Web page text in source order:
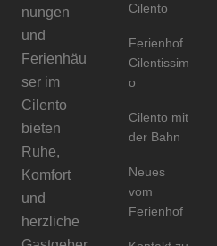
nungen
und
Ferienhäu
ser im
Cilento
bieten
Ruhe,
Komfort
und
herzliche
Cilento
Ferienhof
Cilentissim
o
Cilento mit
der Bahn
Neues
vom
Ferienhof